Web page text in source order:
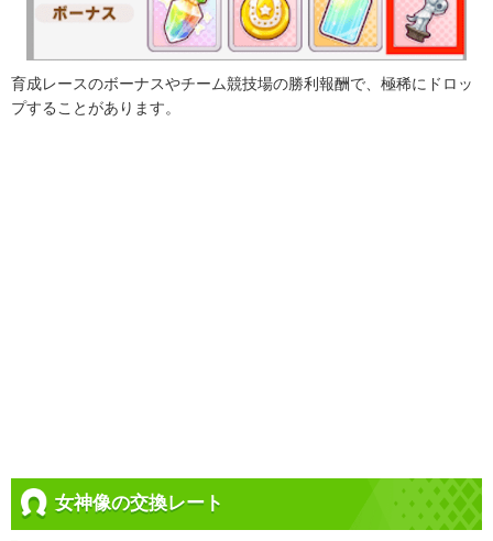
育成レースのボーナスやチーム競技場の勝利報酬で、極稀にドロッ
プすることがあります。
女神像の交換レート